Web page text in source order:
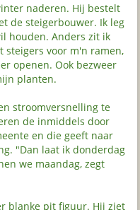
naderen. Hij bestelt
de steigerbouwer. Ik leg
houden. Anders zit ik
steigers voor m'n ramen,
openen. Ook bezweer
planten.
stroomversnelling te
de inmiddels door
en die geeft naar
"Dan laat ik donderdag
we maandag, zegt
blanke pit figuur. Hij ziet